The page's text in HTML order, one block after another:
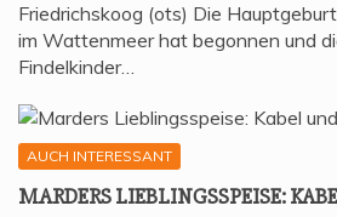
Friedrichskoog (ots) Die
im Wattenmeer hat begonnen und
Findelkinder…
AUCH INTERESSANT
MAR­DERS LIEB­LINGS­SPEI­SE: